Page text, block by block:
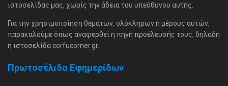
ιστοσελίδας μας, χωρίς την άδεια του υπεύθυνου αυτής.
Για την χρησιμοποίηση θεμάτων, ολόκληρων ή μέρους αυτών,
παρακαλούμε όπως αναφερθεί η πηγή προέλευσής τους, δηλαδή
η ιστοσελίδα corfucorner.gr.
Πρωτοσέλιδα Εφημερίδων